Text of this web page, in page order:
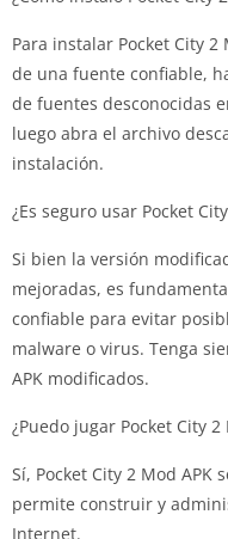
Para instalar Pocket City 2
de una fuente confiable,
de fuentes desconocidas
luego abra el archivo
instalación.
¿Es seguro usar Pocket
Si bien la versión
mejoradas, es
confiable para evitar
malware o virus. Tenga
APK modificados.
¿Puedo jugar Pocket City
Sí, Pocket City 2 Mod
permite construir y
Internet.